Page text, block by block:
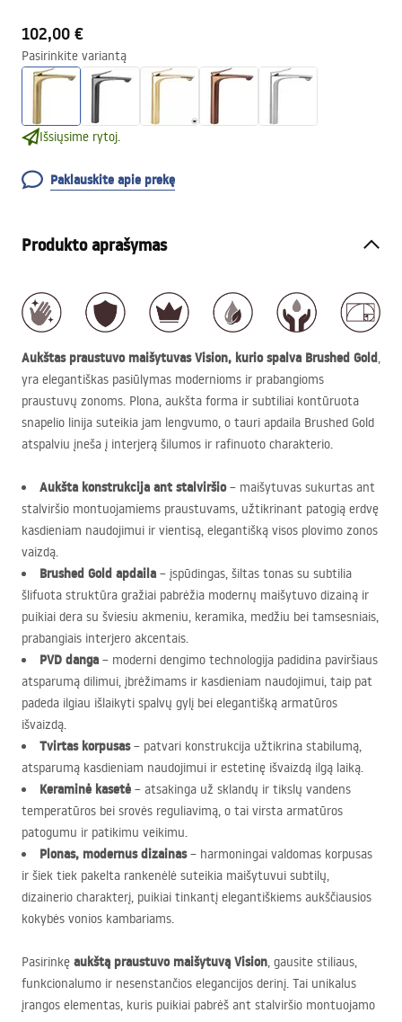
102,00 €
Pasirinkite variantą
Išsiųsime rytoj.
Paklauskite apie prekę
Produkto aprašymas
Aukštas praustuvo maišytuvas Vision, kurio spalva Brushed Gold,
yra elegantiškas pasiūlymas modernioms ir prabangioms
praustuvų zonoms. Plona, aukšta forma ir subtiliai kontūruota
snapelio linija suteikia jam lengvumo, o tauri apdaila Brushed Gold
atspalviu įneša į interjerą šilumos ir rafinuoto charakterio.
Aukšta konstrukcija ant stalviršio– maišytuvas sukurtas ant
stalviršio montuojamiems praustuvams, užtikrinant patogią erdvę
kasdieniam naudojimui ir vientisą, elegantišką visos plovimo zonos
vaizdą.
Brushed Gold apdaila – įspūdingas, šiltas tonas su subtilia
šlifuota struktūra gražiai pabrėžia modernų maišytuvo dizainą ir
puikiai dera su šviesiu akmeniu, keramika, medžiu bei tamsesniais,
prabangiais interjero akcentais.
PVD danga – moderni dengimo technologija padidina paviršiaus
atsparumą dilimui, įbrėžimams ir kasdieniam naudojimui, taip pat
padeda ilgiau išlaikyti spalvų gylį bei elegantišką armatūros
išvaizdą.
Tvirtas korpusas– patvari konstrukcija užtikrina stabilumą,
atsparumą kasdieniam naudojimui ir estetinę išvaizdą ilgą laiką.
Keraminė kasetė – atsakinga už sklandų ir tikslų vandens
temperatūros bei srovės reguliavimą, o tai virsta armatūros
patogumu ir patikimu veikimu.
Plonas, modernus dizainas– harmoningai valdomas korpusas
ir šiek tiek pakelta rankenėlė suteikia maišytuvui subtilų,
dizainerio charakterį, puikiai tinkantį elegantiškiems aukščiausios
kokybės vonios kambariams.
Pasirinkę aukštą praustuvo maišytuvą Vision, gausite stiliaus,
funkcionalumo ir nesenstančios elegancijos derinį. Tai unikalus
įrangos elementas, kuris puikiai pabrėš ant stalviršio montuojamo